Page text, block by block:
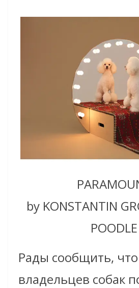
by KONSTANTIN
POODLE
Рады сообщить,
владельцев собак